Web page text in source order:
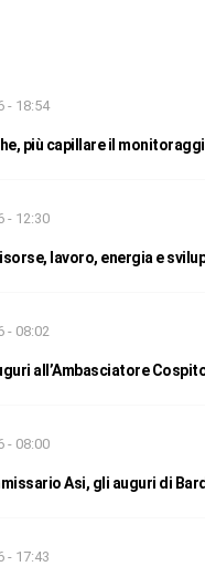
- 18:54
più capillare il
- 12:30
lavoro, energia e
- 08:02
all’Ambasciatore
- 08:00
Asi, gli auguri di
- 17:43